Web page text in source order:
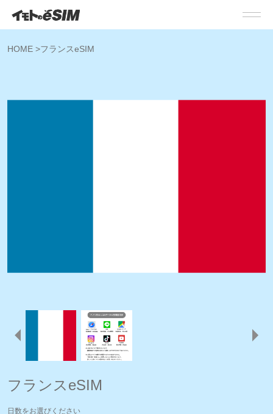
HOME >フランスeSIM
フランスeSIM
日数をお選びください